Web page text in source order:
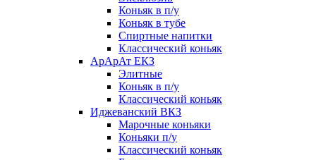
Коньяк в п/у
Коньяк в тубе
Спиртные напитки
Классический коньяк
АрАрАт ЕКЗ
Элитные
Коньяк в п/у
Классический коньяк
Иджеванский ВКЗ
Марочные коньяки
Коньяки п/у
Классический коньяк